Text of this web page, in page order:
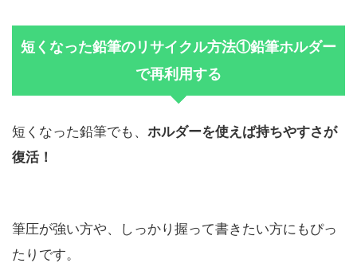
短くなった鉛筆のリサイクル方法①鉛筆ホルダー
で再利用する
短くなった鉛筆でも、 ホルダーを使えば持ちやすさが
復活！
筆圧が強い方や、しっかり握って書きたい方にもぴっ
たりです。